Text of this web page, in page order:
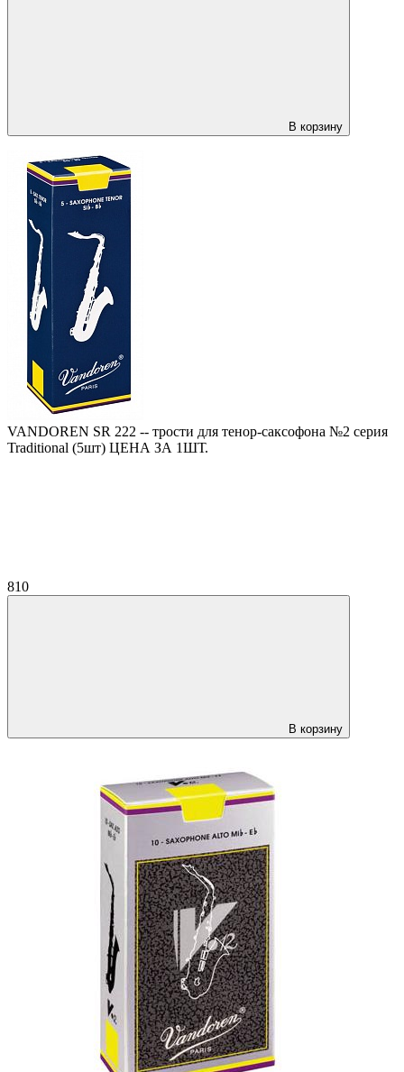
В корзину
VANDOREN SR 222 -- трости для тенор-саксофона №2 серия
Traditional (5шт) ЦЕНА ЗА 1ШТ.
810
В корзину